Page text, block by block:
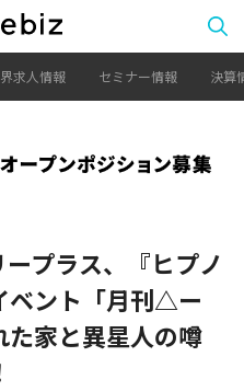
求人情報 セミナー情報 決算
プラス、『ヒプノ
ベント「月刊△ー
家と異星人の噂